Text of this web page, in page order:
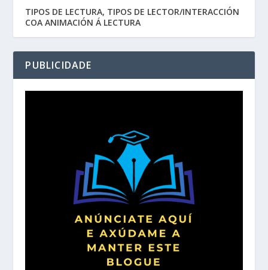
TIPOS DE LECTURA, TIPOS DE LECTOR/INTERACCIÓN
COA ANIMACIÓN Á LECTURA
PUBLICIDADE